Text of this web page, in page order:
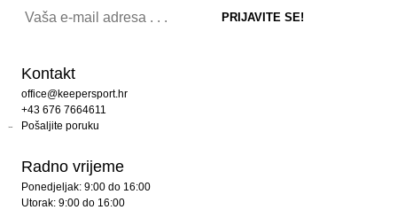
Kontakt
office@keepersport.hr
+43 676 7664611
Pošaljite poruku
Radno vrijeme
Ponedjeljak: 9:00 do 16:00
Utorak: 9:00 do 16:00